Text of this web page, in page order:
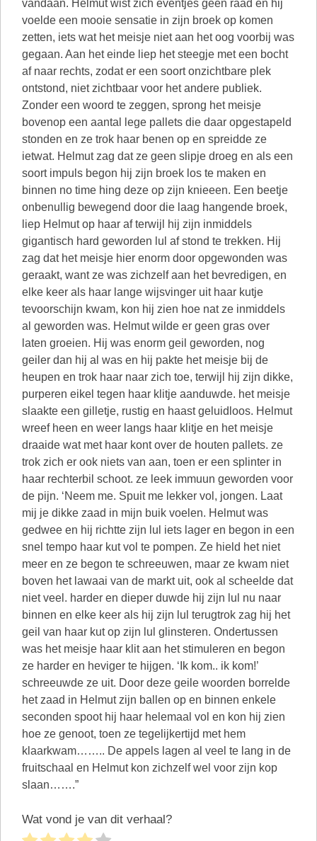
vandaan. Helmut wist zich eventjes geen raad en hij
voelde een mooie sensatie in zijn broek op komen
zetten, iets wat het meisje niet aan het oog voorbij was
gegaan. Aan het einde liep het steegje met een bocht
af naar rechts, zodat er een soort onzichtbare plek
ontstond, niet zichtbaar voor het andere publiek.
Zonder een woord te zeggen, sprong het meisje
bovenop een aantal lege pallets die daar opgestapeld
stonden en ze trok haar benen op en spreidde ze
ietwat. Helmut zag dat ze geen slipje droeg en als een
soort impuls begon hij zijn broek los te maken en
binnen no time hing deze op zijn knieeen. Een beetje
onbenullig bewegend door die laag hangende broek,
liep Helmut op haar af terwijl hij zijn inmiddels
gigantisch hard geworden lul af stond te trekken. Hij
zag dat het meisje hier enorm door opgewonden was
geraakt, want ze was zichzelf aan het bevredigen, en
elke keer als haar lange wijsvinger uit haar kutje
tevoorschijn kwam, kon hij zien hoe nat ze inmiddels
al geworden was. Helmut wilde er geen gras over
laten groeien. Hij was enorm geil geworden, nog
geiler dan hij al was en hij pakte het meisje bij de
heupen en trok haar naar zich toe, terwijl hij zijn dikke,
purperen eikel tegen haar klitje aanduwde. het meisje
slaakte een gilletje, rustig en haast geluidloos. Helmut
wreef heen en weer langs haar klitje en het meisje
draaide wat met haar kont over de houten pallets. ze
trok zich er ook niets van aan, toen er een splinter in
haar rechterbil schoot. ze leek immuun geworden voor
de pijn. ‘Neem me. Spuit me lekker vol, jongen. Laat
mij je dikke zaad in mijn buik voelen. Helmut was
gedwee en hij richtte zijn lul iets lager en begon in een
snel tempo haar kut vol te pompen. Ze hield het niet
meer en ze begon te schreeuwen, maar ze kwam niet
boven het lawaai van de markt uit, ook al scheelde dat
niet veel. harder en dieper duwde hij zijn lul nu naar
binnen en elke keer als hij zijn lul terugtrok zag hij het
geil van haar kut op zijn lul glinsteren. Ondertussen
was het meisje haar klit aan het stimuleren en begon
ze harder en heviger te hijgen. ‘Ik kom.. ik kom!’
schreeuwde ze uit. Door deze geile woorden borrelde
het zaad in Helmut zijn ballen op en binnen enkele
seconden spoot hij haar helemaal vol en kon hij zien
hoe ze genoot, toen ze tegelijkertijd met hem
klaarkwam…….. De appels lagen al veel te lang in de
fruitschaal en Helmut kon zichzelf wel voor zijn kop
slaan…….”
Wat vond je van dit verhaal?